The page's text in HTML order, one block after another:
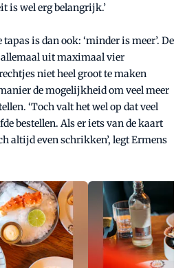
is wel erg belangrijk.’
is dan ook: ‘minder is meer’. De
uit maximaal vier
niet heel groot te maken
de mogelijkheid om veel meer
‘Toch valt het wel op dat veel
bestellen. Als er iets van de kaart
altijd even schrikken’, legt Ermens